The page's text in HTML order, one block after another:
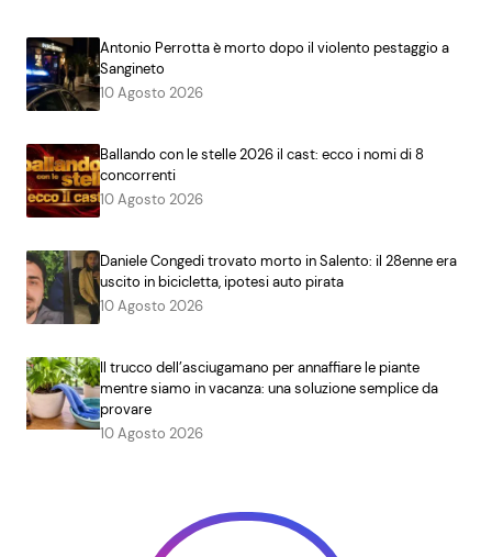
Antonio Perrotta è morto dopo il violento pestaggio a
Sangineto
10 Agosto 2026
Ballando con le stelle 2026 il cast: ecco i nomi di 8
concorrenti
10 Agosto 2026
Daniele Congedi trovato morto in Salento: il 28enne era
uscito in bicicletta, ipotesi auto pirata
10 Agosto 2026
Il trucco dell’asciugamano per annaffiare le piante
mentre siamo in vacanza: una soluzione semplice da
provare
10 Agosto 2026